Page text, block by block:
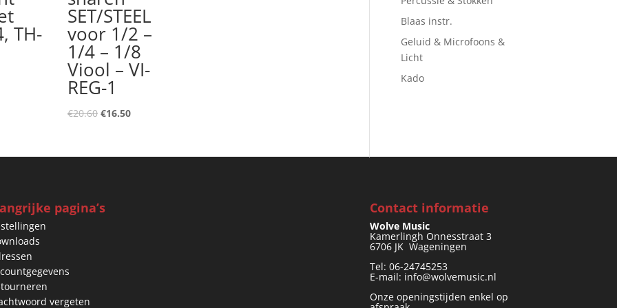
TH-
SET/STEEL
voor 1/2 –
1/4 – 1/8
Viool – VI-
REG-1
€20.60 Oorspronkelijke
€20.60.
€16.50Huidige
€16.50.
Blaas instr.
Geluid & Microfoons &
Licht
Kado
pagina’s
vergeten
Contact informatie
Wolve Music
Kamerlingh Onnesstraat 3
6706 JK Wageningen
Tel: 06-24745253
E-mail: info@wolvemusic.nl
Onze openingstijden enkel op